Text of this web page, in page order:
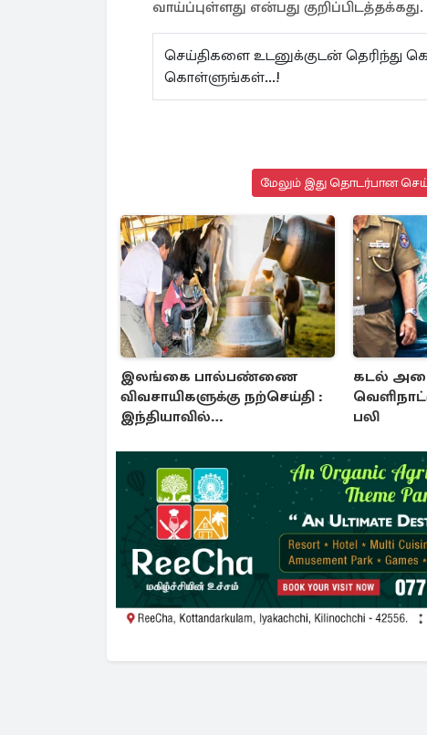
வாய்ப்புள்ளது என்பது குறிப்பிடத்தக்கது.
செய்திகளை உடனுக்குடன் தெரிந்து
கொள்ளுங்கள்...!
மேலும் இது தொடர்பான
இலங்கை பால்பண்ணை
விவசாயிகளுக்கு நற்செய்தி :
இந்தியாவில்
கடல்
பலி